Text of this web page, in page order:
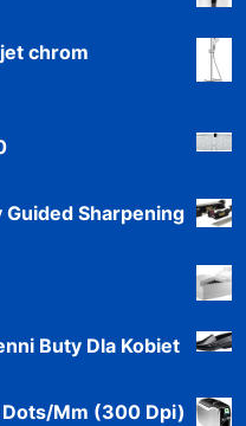
chrom
Sharpening
Buty Dla Kobiet
Mm (300 Dpi)